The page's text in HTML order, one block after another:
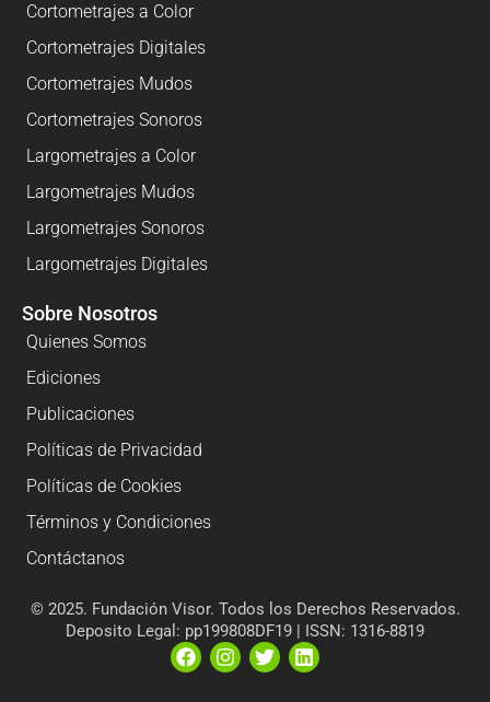
Cortometrajes a Color
Cortometrajes Digitales
Cortometrajes Mudos
Cortometrajes Sonoros
Largometrajes a Color
Largometrajes Mudos
Largometrajes Sonoros
Largometrajes Digitales
Sobre Nosotros
Quienes Somos
Ediciones
Publicaciones
Políticas de Privacidad
Políticas de Cookies
Términos y Condiciones
Contáctanos
© 2025. Fundación Visor. Todos los Derechos Reservados.
Deposito Legal: pp199808DF19 | ISSN: 1316-8819